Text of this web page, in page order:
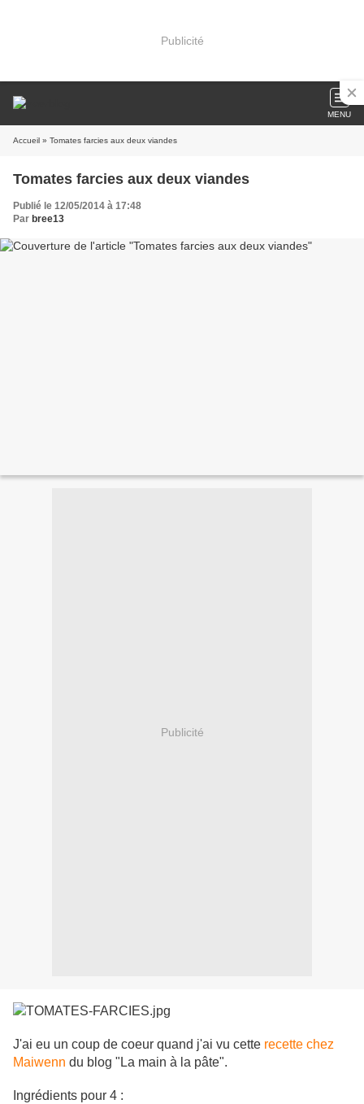
Publicité
MENU
Accueil » Tomates farcies aux deux viandes
Tomates farcies aux deux viandes
Publié le 12/05/2014 à 17:48
Par bree13
Publicité
J'ai eu un coup de coeur quand j'ai vu cette recette chez
Maiwenn du blog "La main à la pâte".
Ingrédients pour 4 :